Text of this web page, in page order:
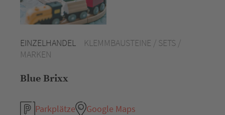
EINZELHANDEL
KLEMMBAUSTEINE / SETS /
MARKEN
Blue Brixx
Parkplätze
Google Maps